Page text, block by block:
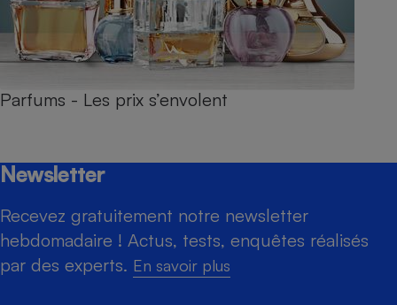
Parfums - Les prix s’envolent
Newsletter
Recevez gratuitement notre newsletter
hebdomadaire ! Actus, tests, enquêtes réalisés
par des experts. En savoir plus